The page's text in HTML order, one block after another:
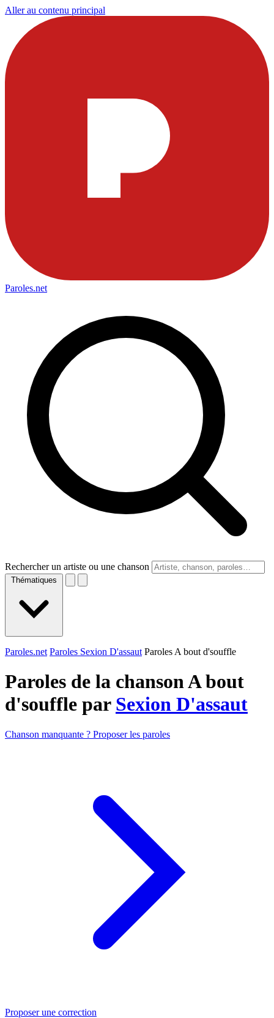
Aller au contenu principal
Paroles.net
Rechercher un artiste ou une chanson
Thématiques
Paroles.net Paroles Sexion D'assaut Paroles A bout d'souffle
Paroles de la chanson A bout
d'souffle par Sexion D'assaut
Chanson manquante ? Proposer les paroles
Proposer une correction